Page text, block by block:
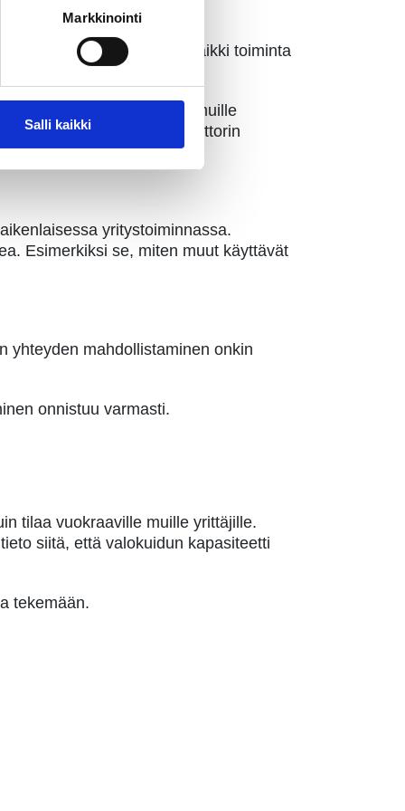
Markkinointi
Salli kaikki
ja striimata. Kaikki toiminta
tarjoaa toimistotilaa muille
paikallisen operaattorin
yritystoiminnassa.
Esimerkiksi se, miten muut käyttävät
yhteyden mahdollistaminen onkin
onnistuu varmasti.
tilaa vuokraaville muille yrittäjille.
siitä, että valokuidun kapasiteetti
tekemään.